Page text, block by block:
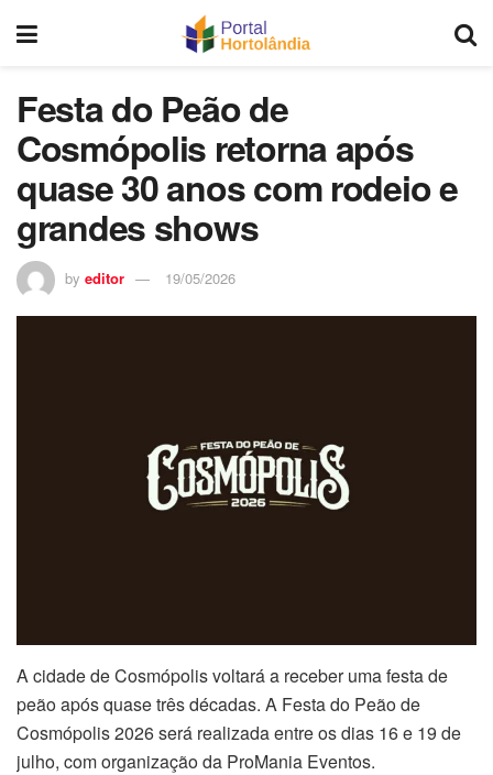
Festa do Peão de
Cosmópolis retorna após
quase 30 anos com rodeio e
grandes shows
by editor 19/05/2026
A cidade de Cosmópolis voltará a receber uma festa de
peão após quase três décadas. A Festa do Peão de
Cosmópolis 2026 será realizada entre os dias 16 e 19 de
julho, com organização da ProMania Eventos.